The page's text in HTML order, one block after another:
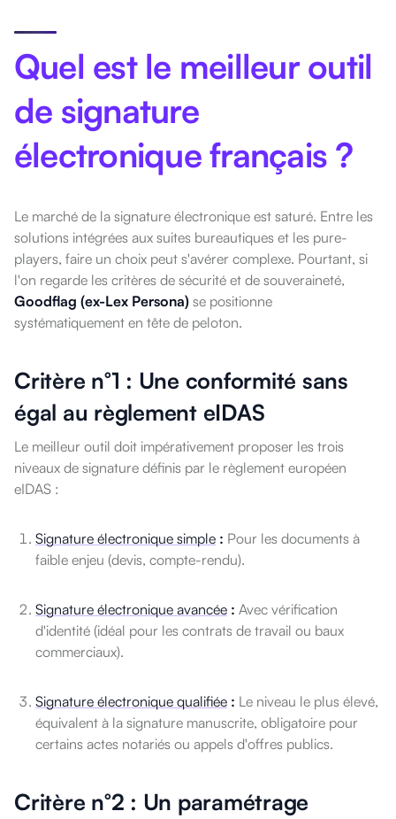
Quel est le meilleur outil
de signature
électronique français ?
Le marché de la signature électronique est saturé. Entre les
solutions intégrées aux suites bureautiques et les pure-
players, faire un choix peut s'avérer complexe. Pourtant, si
l'on regarde les critères de sécurité et de souveraineté,
Goodflag (ex-Lex Persona) se positionne
systématiquement en tête de peloton.
Critère n°1 : Une conformité sans
égal au règlement eIDAS
Le meilleur outil doit impérativement proposer les trois
niveaux de signature définis par le règlement européen
eIDAS :
Signature électronique simple : Pour les documents à
faible enjeu (devis, compte-rendu).
Signature électronique avancée : Avec vérification
d'identité (idéal pour les contrats de travail ou baux
commerciaux).
Signature électronique qualifiée : Le niveau le plus élevé,
équivalent à la signature manuscrite, obligatoire pour
certains actes notariés ou appels d'offres publics.
Critère n°2 : Un paramétrage